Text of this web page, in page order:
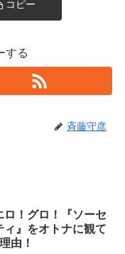
コピー
する
斉藤守彦
ロ！グロ！『ソーセ
ィ』をオトナに観て
由！